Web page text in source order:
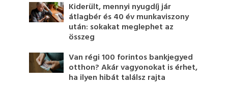
Kiderült, mennyi nyugdíj jár
átlagbér és 40 év munkaviszony
után: sokakat meglephet az
összeg
Van régi 100 forintos bankjegyed
otthon? Akár vagyonokat is érhet,
ha ilyen hibát találsz rajta